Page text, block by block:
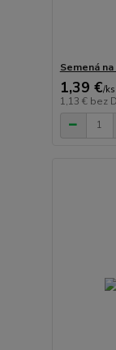
Semená
1,39 €/ks
1,13 € bez